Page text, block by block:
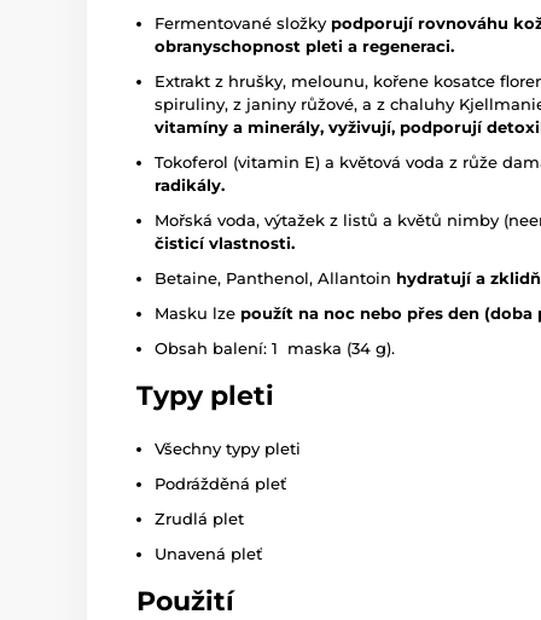
Fermentované složky podporují rovnováhu
obranyschopnost pleti a regeneraci.
Extrakt z hrušky, melounu, kořene kosatce
spiruliny, z janiny růžové, a z chaluhy
vitamíny a minerály, vyživují, podporují
Tokoferol (vitamin E) a květová voda z růže
radikály.
Mořská voda, výtažek z listů a květů nimby
čisticí vlastnosti.
Betaine, Panthenol, Allantoin hydratují a
Masku lze použít na noc nebo přes den (doba
Obsah balení: 1 maska (34 g).
Typy pleti
Všechny typy pleti
Podrážděná pleť
Zrudlá plet
Unavená pleť
Použití